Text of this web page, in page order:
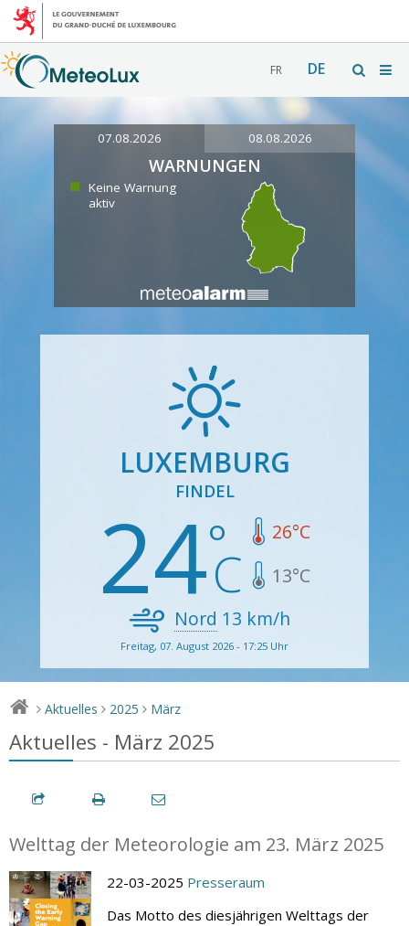
FR DE
07.08.2026 08.08.2026
WARNUNGEN
Keine Warnung
aktiv
LUXEMBURG
FINDEL
24 26°C
13°C
Nord 13 km/h
Freitag, 07. August 2026 - 17:25 Uhr
> Aktuelles > 2025 > März
Aktuelles - März 2025
Welttag der Meteorologie am 23. März 2025
22-03-2025 Presseraum
Das Motto des diesjährigen Welttags der